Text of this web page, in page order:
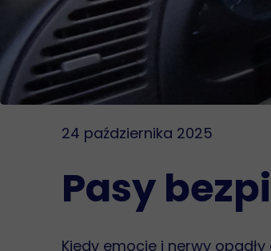
24 października 2025
Pasy
Kiedy emocje i nerwy